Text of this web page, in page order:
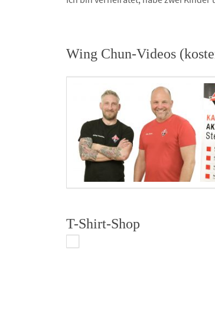
Wing Chun-Videos
T-Shirt-Shop